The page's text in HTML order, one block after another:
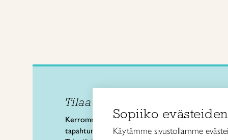
Tilaa uutiskirje
Kerromme käsityön valtakunnallisista
tapahtumista ja uutisista sekä
Käsi-
Sopiiko
Käytämme sivustollamme